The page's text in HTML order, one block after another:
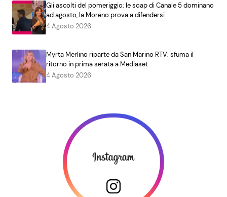
Gli ascolti del pomeriggio: le soap di Canale 5 dominano
ad agosto, la Moreno prova a difendersi
4 Agosto 2026
Myrta Merlino riparte da San Marino RTV: sfuma il
ritorno in prima serata a Mediaset
4 Agosto 2026